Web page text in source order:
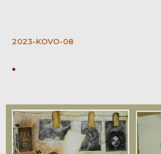
2023-KOVO-08
.